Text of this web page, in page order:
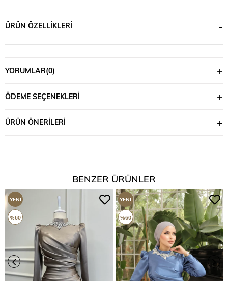
ÜRÜN ÖZELLIKLERI
YORUMLAR(0)
ÖDEME SEÇENEKLERI
ÜRÜN ÖNERILERI
BENZER ÜRÜNLER
YENI
ÜRÜN
%60
YENI
ÜRÜN
%60